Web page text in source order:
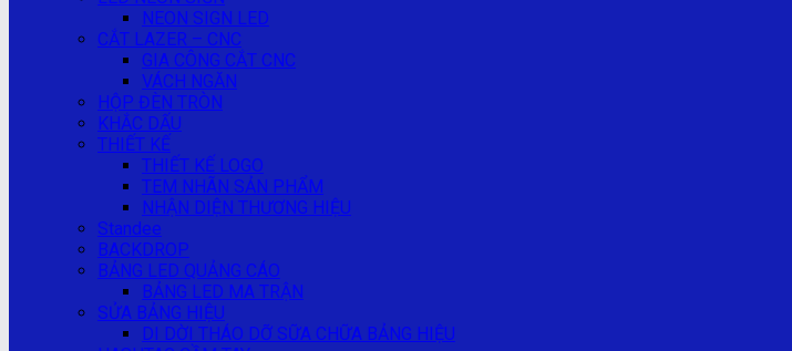
NEON SIGN LED
CẮT LAZER – CNC
GIA CÔNG CẮT CNC
VÁCH NGĂN
HỘP ĐÈN TRÒN
KHẮC DẤU
THIẾT KẾ
THIẾT KẾ LOGO
TEM NHÃN SẢN PHẨM
NHẬN DIỆN THƯƠNG HIỆU
Standee
BACKDROP
BẢNG LED QUẢNG CÁO
BẢNG LED MA TRẬN
SỬA BẢNG HIỆU
DI DỜI THÁO DỠ SỮA CHỮA BẢNG HIỆU